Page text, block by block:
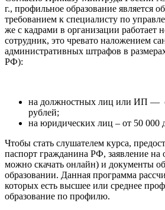
г., профильное образование является
требованием к специалисту по
же с кадрами в организации работает
сотрудник, это чревато наложением
административных штрафов в
РФ):
на должностных лиц или ИП —
рублей;
на юридических лиц – от 50 000
Чтобы стать слушателем курса,
паспорт гражданина РФ, заявление на
можно скачать онлайн) и документы
образовании. Данная программа
которых есть высшее или среднее
образование по профилю.